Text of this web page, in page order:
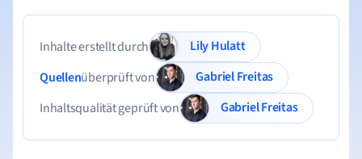
Inhalte erstellt durch
Lily Hulatt
Quellenüberprüft von
Gabriel Freitas
Inhaltsqualität geprüft von
Gabriel Freitas